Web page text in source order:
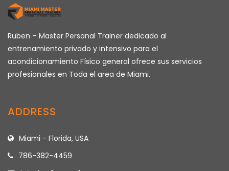
Ruben – Master Personal Trainer dedicado al
entrenamiento privado y intensivo para el
acondicionamiento Físico general ofrece sus servicios
profesionales en Toda el area de Miami.
ADDRESS
Miami - Florida, USA
786-382-4459